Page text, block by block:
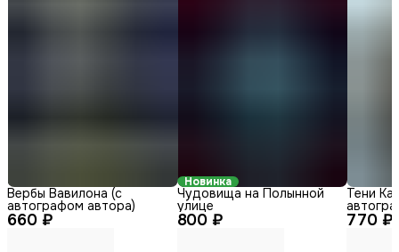
660 ₽
Вербы Вавилона (с
автографом автора)
Новинка
800 ₽
Чудовища на Полынной
улице
770 ₽
Тени